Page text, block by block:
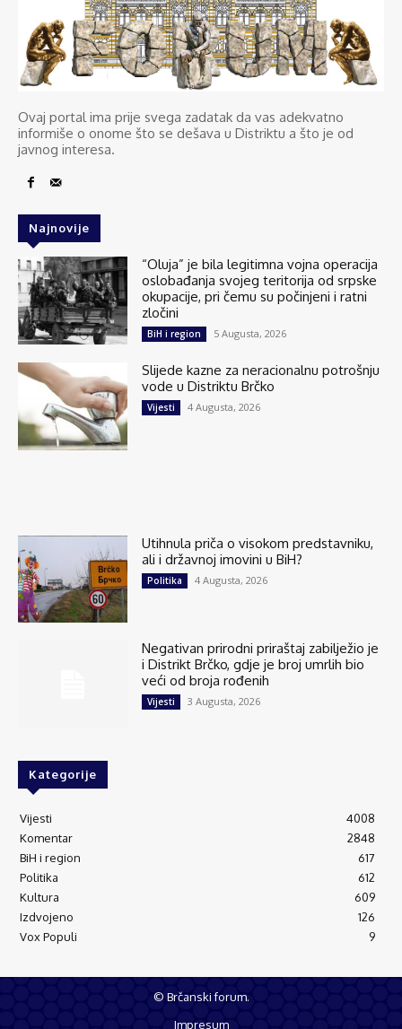
Ovaj portal ima prije svega zadatak da vas adekvatno
informiše o onome što se dešava u Distriktu a što je od
javnog interesa.
Najnovije
“Oluja” je bila legitimna vojna operacija
oslobađanja svojeg teritorija od srpske
okupacije, pri čemu su počinjeni i ratni
zločini
BiH i region 5 Augusta, 2026
Slijede kazne za neracionalnu potrošnju
vode u Distriktu Brčko
Vijesti 4 Augusta, 2026
Utihnula priča o visokom predstavniku,
ali i državnoj imovini u BiH?
Politika 4 Augusta, 2026
Negativan prirodni priraštaj zabilježio je
i Distrikt Brčko, gdje je broj umrlih bio
veći od broja rođenih
Vijesti 3 Augusta, 2026
Kategorije
Vijesti
4008
Komentar
2848
BiH i region
617
Politika
612
Kultura
609
Izdvojeno
126
Vox Populi
9
© Brčanski forum.
Impresum